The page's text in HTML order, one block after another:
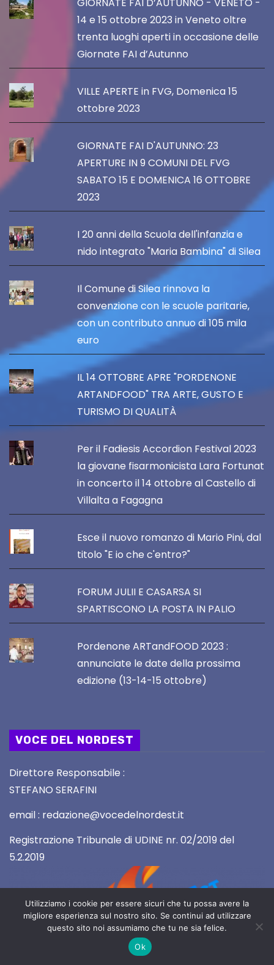
14 e 15 ottobre 2023 in Veneto oltre
trenta luoghi aperti in occasione delle
Giornate FAI d’Autunno
VILLE APERTE in FVG, Domenica 15
ottobre 2023
GIORNATE FAI D'AUTUNNO: 23
APERTURE IN 9 COMUNI DEL FVG
SABATO 15 E DOMENICA 16 OTTOBRE
2023
I 20 anni della Scuola dell'infanzia e
nido integrato "Maria Bambina" di Silea
Il Comune di Silea rinnova la
convenzione con le scuole paritarie,
con un contributo annuo di 105 mila
euro
IL 14 OTTOBRE APRE "PORDENONE
ARTANDFOOD" TRA ARTE, GUSTO E
TURISMO DI QUALITÀ
Per il Fadiesis Accordion Festival 2023
la giovane fisarmonicista Lara Fortunat
in concerto il 14 ottobre al Castello di
Villalta a Fagagna
Esce il nuovo romanzo di Mario Pini, dal
titolo "E io che c'entro?"
FORUM JULII E CASARSA SI
SPARTISCONO LA POSTA IN PALIO
Pordenone ARTandFOOD 2023 :
annunciate le date della prossima
edizione (13-14-15 ottobre)
VOCE DEL NORDEST
Direttore Responsabile :
STEFANO SERAFINI
email : redazione@vocedelnordest.it
Registrazione Tribunale di UDINE nr. 02/2019 del
5.2.2019
Utilizziamo i cookie per essere sicuri che tu possa avere la
migliore esperienza sul nostro sito. Se continui ad utilizzare
questo sito noi assumiamo che tu ne sia felice.
Ok